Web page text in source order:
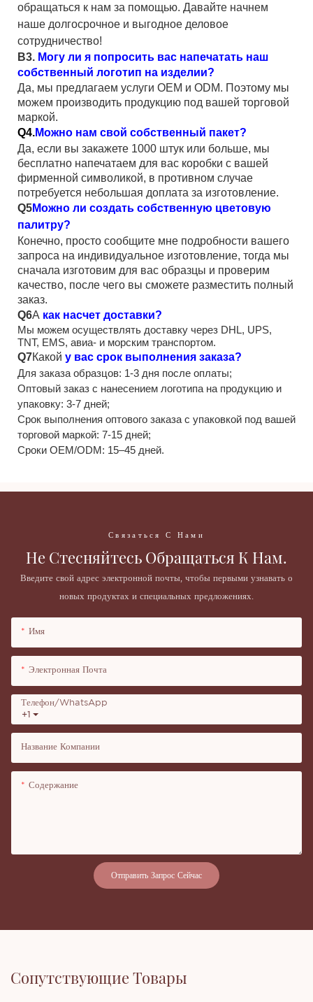
обращаться к нам за помощью. Давайте начнем
наше долгосрочное и выгодное деловое
сотрудничество!
В3. Могу ли я попросить вас напечатать наш
собственный логотип на изделии?
Да, мы предлагаем услуги OEM и ODM. Поэтому мы
можем производить продукцию под вашей торговой
маркой.
Q4.Можно нам свой собственный пакет?
Да, если вы закажете 1000 штук или больше, мы
бесплатно напечатаем для вас коробки с вашей
фирменной символикой, в противном случае
потребуется небольшая доплата за изготовление.
Q5Можно ли создать собственную цветовую
палитру?
Конечно, просто сообщите мне подробности вашего
запроса на индивидуальное изготовление, тогда мы
сначала изготовим для вас образцы и проверим
качество, после чего вы сможете разместить полный
заказ.
Q6А как насчет доставки?
Мы можем осуществлять доставку через DHL, UPS,
TNT, EMS, авиа- и морским транспортом.
Q7Какой у вас срок выполнения заказа?
Для заказа образцов: 1-3 дня после оплаты;
Оптовый заказ с нанесением логотипа на продукцию и
упаковку: 3-7 дней;
Срок выполнения оптового заказа с упаковкой под вашей
торговой маркой: 7-15 дней;
Сроки OEM/ODM: 15–45 дней.
Связаться С Нами
Не Стесняйтесь Обращаться К Нам.
Введите свой адрес электронной почты, чтобы первыми узнавать о
новых продуктах и ​​специальных предложениях.
Имя
Электронная Почта
+1
Телефон/WhatsApp
Название Компании
Содержание
Отправить Запрос Сейчас
Сопутствующие Товары